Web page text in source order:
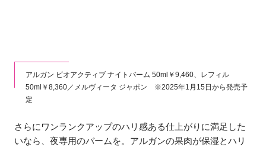
アルガン ビオアクティブ ナイトバーム 50ml￥9,460、レフィル
50ml￥8,360／メルヴィータ ジャポン ※2025年1月15日から発売予
定
さらにワンランクアップのハリ感ある仕上がりに満足した
いなら、夜専用のバームを。アルガンの果肉が保湿とハリ